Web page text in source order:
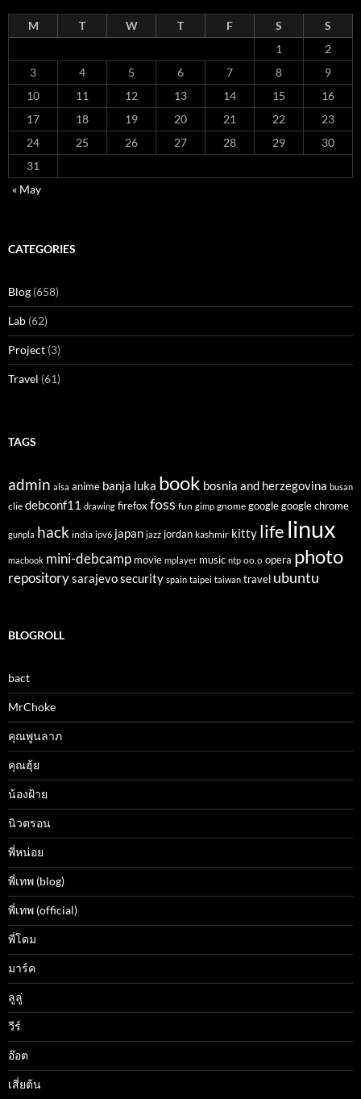
M T W T F S
S
1
2
3
4 5 6 7 8
9
10
11 12 13 14 15
16
17
18 19 20 21 22
23
24
25 26 27 28 29
30
31
« May
CATEGORIES
Blog (658)
Lab (62)
Project (3)
Travel (61)
TAGS
admin alsa anime banja luka book bosnia and herzegovina busan
clie debconf11 drawing firefoxfoss fun gimp gnome google google chrome
gunpla hack india ipv6 japan jazz jordan kashmir kitty life linux
macbook mini-debcamp movie mplayer music ntp oo.o opera photo
repositorysarajevosecurity spain taipei taiwan travel ubuntu
BLOGROLL
bact
MrChoke
คุณพูนลาภ
คุณฮุ้ย
น้องฝ้าย
นิวตรอน
พี่หน่อย
พี่เทพ (blog)
พี่เทพ (official)
พี่โดม
มาร์ค
ลูลู่
วีร์
อ๊อต
เสี่ยต้น